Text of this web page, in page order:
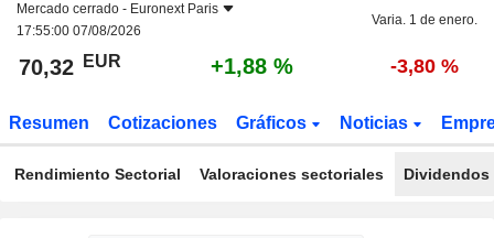
Mercado cerrado - Euronext Paris
17:55:00 07/08/2026
Varia. 1 de enero.
70,32 EUR +1,88 % -3,80 %
Resumen Cotizaciones Gráficos Noticias
Rendimiento Sectorial Valoraciones sectoriales